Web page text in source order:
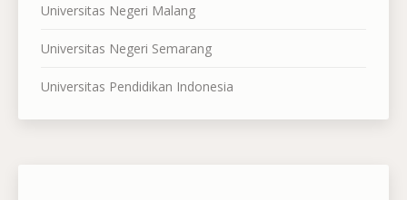
Universitas Negeri Malang
Universitas Negeri Semarang
Universitas Pendidikan Indonesia